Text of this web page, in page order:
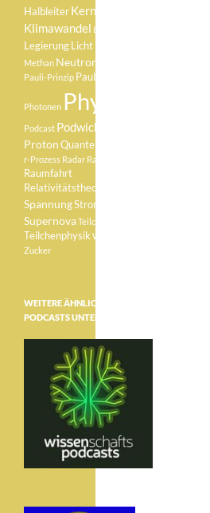
Halbleiter Kernfusion
Klimawandel Lachgas
Legierung Licht
Methan Neutron
Pauli-Prinzip Pauli-Verbot
Photonen Physik
Podcast Podwichteln
Proton Quantenphysik
r-Prozess Radar Radioaktivität
Raumfahrt
Relativitätstheorie
SpannungStrom
SupernovaTeilchen
TeilchenphysikWeisser Zwerg
Zucker
WEITERE ÄHNLICHE
PODCASTS UNTER: